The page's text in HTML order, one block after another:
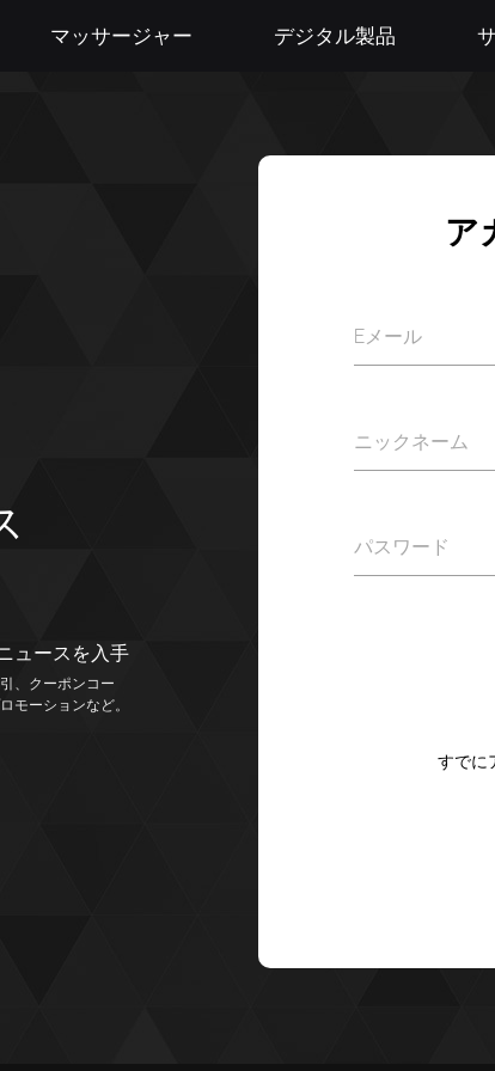
マッサージャー デジタル製品
ュースを入手
、クーポンコー
モーションなど。
ア
Eメール
ニックネーム
パスワード
すでに